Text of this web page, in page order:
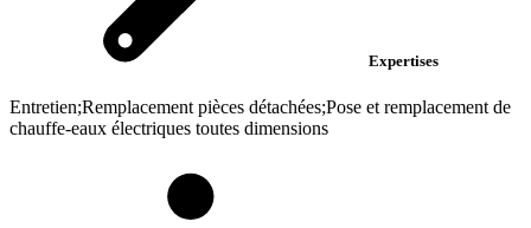
Expertises
Entretien;Remplacement pièces détachées;Pose et remplacement de
chauffe-eaux électriques toutes dimensions